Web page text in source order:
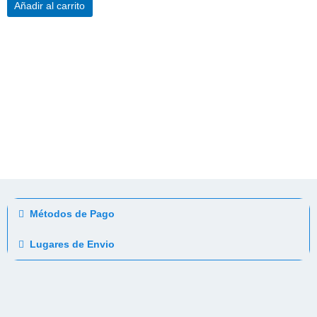
Añadir al carrito
Métodos de Pago
Lugares de Envio